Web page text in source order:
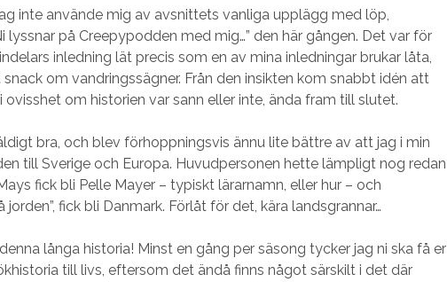
inte använde mig av avsnittets vanliga upplägg med löp,
lyssnar på Creepypodden med mig…” den här gången. Det var för
inledning lät precis som en av mina inledningar brukar låta,
om vandringssägner. Från den insikten kom snabbt idén att
ovisshet om historien var sann eller inte, ända fram till slutet.
bra, och blev förhoppningsvis ännu lite bättre av att jag i min
till Sverige och Europa. Huvudpersonen hette lämpligt nog redan
fick bli Pelle Mayer – typiskt lärarnamn, eller hur – och
jorden”, fick bli Danmark. Förlåt för det, kära landsgrannar…
långa historia! Minst en gång per säsong tycker jag ni ska få er
till livs, eftersom det ändå finns något särskilt i det där